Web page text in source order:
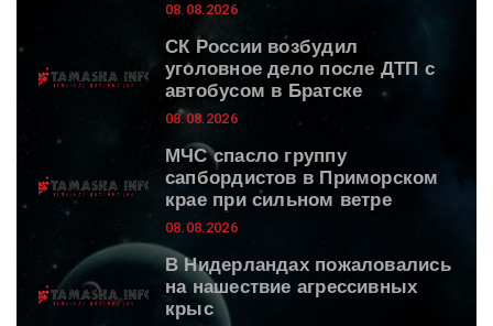
08.08.2026
СК России возбудил
уголовное дело после ДТП с
автобусом в Братске
08.08.2026
МЧС спасло группу
сапбордистов в Приморском
крае при сильном ветре
08.08.2026
В Нидерландах пожаловались
на нашествие агрессивных
крыс